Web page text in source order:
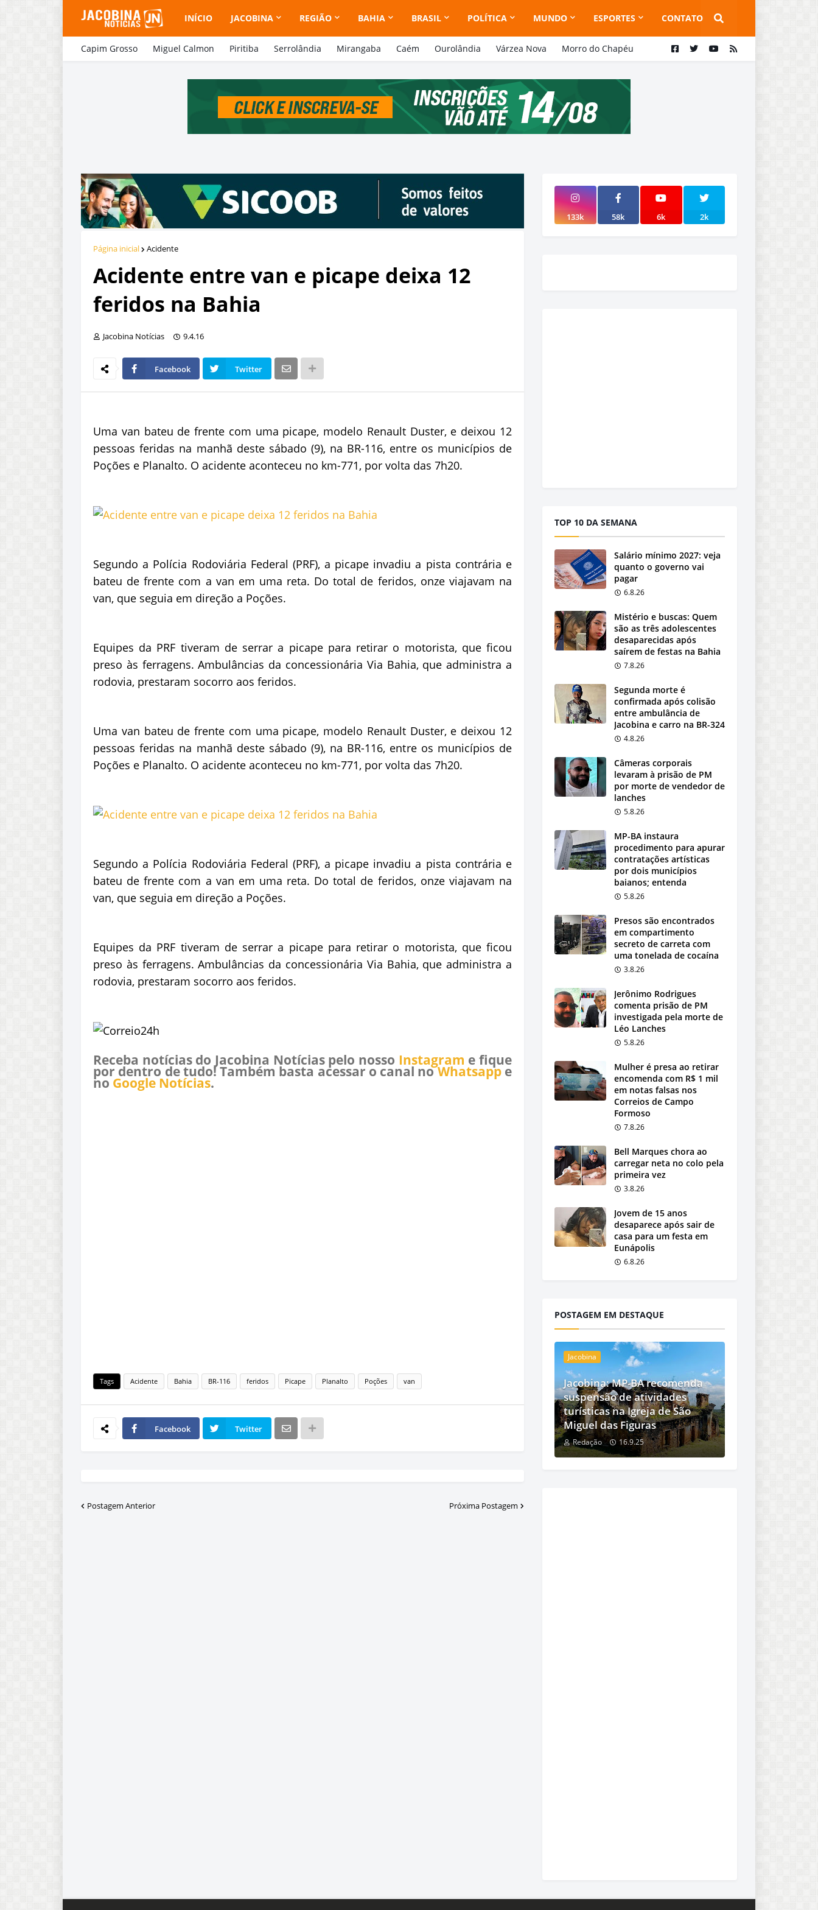
INÍCIO JACOBINA REGIÃO BAHIA BRASIL POLÍTICA MUNDO ESPORTES CONTATO
Capim Grosso Miguel Calmon Piritiba Serrolândia Mirangaba Caém Ourolândia Várzea Nova Morro do Chapéu
Página inicial Acidente
Acidente entre van e picape deixa 12
feridos na Bahia
Jacobina Notícias 9.4.16
Facebook Twitter
Uma van bateu de frente com uma picape, modelo Renault Duster, e deixou 12
pessoas feridas na manhã deste sábado (9), na BR-116, entre os municípios de
Poções e Planalto. O acidente aconteceu no km-771, por volta das 7h20.
Segundo a Polícia Rodoviária Federal (PRF), a picape invadiu a pista contrária e
bateu de frente com a van em uma reta. Do total de feridos, onze viajavam na
van, que seguia em direção a Poções.
Equipes da PRF tiveram de serrar a picape para retirar o motorista, que ficou
preso às ferragens. Ambulâncias da concessionária Via Bahia, que administra a
rodovia, prestaram socorro aos feridos.
Uma van bateu de frente com uma picape, modelo Renault Duster, e deixou 12
pessoas feridas na manhã deste sábado (9), na BR-116, entre os municípios de
Poções e Planalto. O acidente aconteceu no km-771, por volta das 7h20.
Segundo a Polícia Rodoviária Federal (PRF), a picape invadiu a pista contrária e
bateu de frente com a van em uma reta. Do total de feridos, onze viajavam na
van, que seguia em direção a Poções.
Equipes da PRF tiveram de serrar a picape para retirar o motorista, que ficou
preso às ferragens. Ambulâncias da concessionária Via Bahia, que administra a
rodovia, prestaram socorro aos feridos.
Receba notícias do Jacobina Notícias pelo nosso Instagram e fique
por dentro de tudo! Também basta acessar o canal noWhatsappe
no Google Notícias.
Tags Acidente Bahia BR-116 feridos Picape Planalto Poções van
Facebook Twitter
Postagem Anterior Próxima Postagem
133k 58k 6k 2k
TOP 10 DA SEMANA
Salário mínimo 2027: veja
quanto o governo vai
pagar
6.8.26
Mistério e buscas: Quem
são as três adolescentes
desaparecidas após
saírem de festas na Bahia
7.8.26
Segunda morte é
confirmada após colisão
entre ambulância de
Jacobina e carro na BR-324
4.8.26
Câmeras corporais
levaram à prisão de PM
por morte de vendedor de
lanches
5.8.26
MP-BA instaura
procedimento para apurar
contratações artísticas
por dois municípios
baianos; entenda
5.8.26
Presos são encontrados
em compartimento
secreto de carreta com
uma tonelada de cocaína
3.8.26
Jerônimo Rodrigues
comenta prisão de PM
investigada pela morte de
Léo Lanches
5.8.26
Mulher é presa ao retirar
encomenda com R$ 1 mil
em notas falsas nos
Correios de Campo
Formoso
7.8.26
Bell Marques chora ao
carregar neta no colo pela
primeira vez
3.8.26
Jovem de 15 anos
desaparece após sair de
casa para um festa em
Eunápolis
6.8.26
POSTAGEM EM DESTAQUE
Jacobina
Jacobina: MP-BA recomenda
suspensão de atividades
turísticas na Igreja de São
Miguel das Figuras
Redação 16.9.25